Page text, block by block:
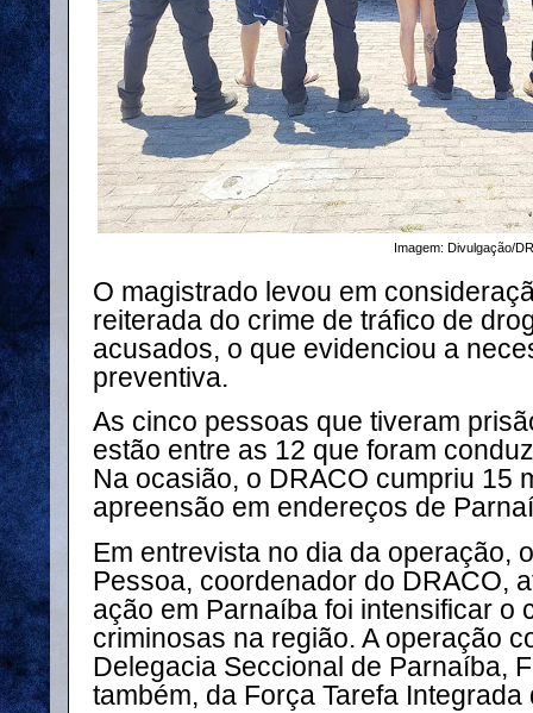
Imagem: Divulgação/
O magistrado levou em
reiterada do crime de tráfico de
acusados, o que evidenciou a
preventiva.
As cinco pessoas que tiveram
estão entre as 12 que foram
Na ocasião, o DRACO cumpriu 15
apreensão em endereços de
Em entrevista no dia da operação,
Pessoa, coordenador do DRACO,
ação em Parnaíba foi intensificar o
criminosas na região. A operação
Delegacia Seccional de Parnaíba,
também, da Força Tarefa